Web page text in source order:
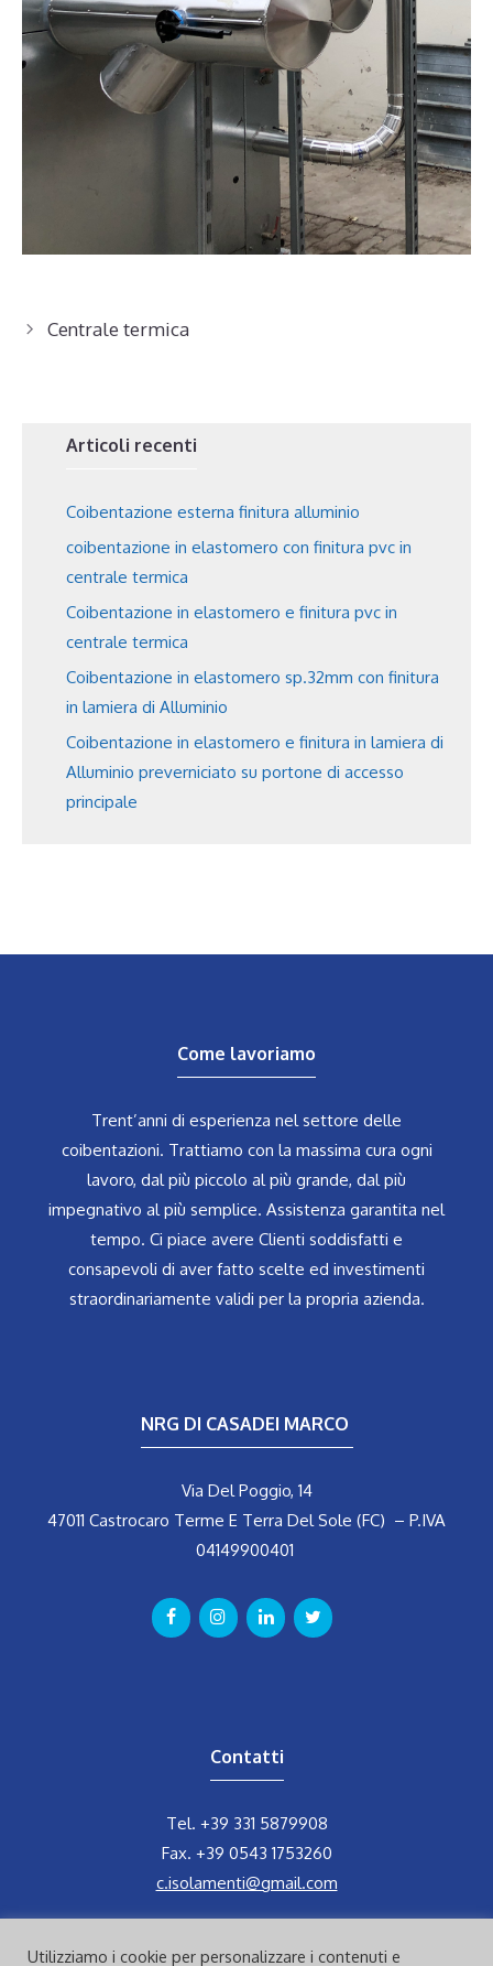
Centrale termica
Articoli recenti
Coibentazione esterna finitura alluminio
coibentazione in elastomero con finitura pvc in
centrale termica
Coibentazione in elastomero e finitura pvc in
centrale termica
Coibentazione in elastomero sp.32mm con finitura
in lamiera di Alluminio
Coibentazione in elastomero e finitura in lamiera di
Alluminio preverniciato su portone di accesso
principale
Come lavoriamo
Trent’anni di esperienza nel settore delle
coibentazioni. Trattiamo con la massima cura ogni
lavoro, dal più piccolo al più grande, dal più
impegnativo al più semplice. Assistenza garantita nel
tempo. Ci piace avere Clienti soddisfatti e
consapevoli di aver fatto scelte ed investimenti
straordinariamente validi per la propria azienda.
NRG DI CASADEI MARCO
Via Del Poggio, 14
47011 Castrocaro Terme E Terra Del Sole (FC) – P.IVA
04149900401
Contatti
Tel. +39 331 5879908
Fax. +39 0543 1753260
c.isolamenti@gmail.com
Utilizziamo i cookie per personalizzare i contenuti e